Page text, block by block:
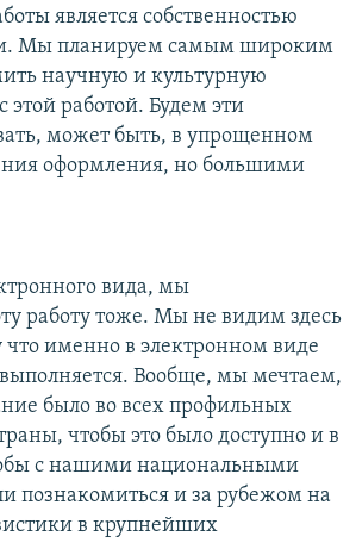
является собственностью
Мы планируем самым широким
научную и культурную
этой работой. Будем эти
может быть, в упрощенном
оформления, но большими
вида, мы
работу тоже. Мы не видим здесь
именно в электронном виде
Вообще, мы мечтаем,
было во всех профильных
чтобы это было доступно и в
с нашими национальными
познакомиться и за рубежом на
в крупнейших